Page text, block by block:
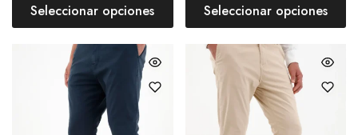
Seleccionar opciones Seleccionar opciones